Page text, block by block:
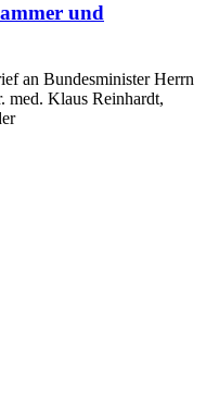
und
an Bundesminister Herrn
med. Klaus Reinhardt,